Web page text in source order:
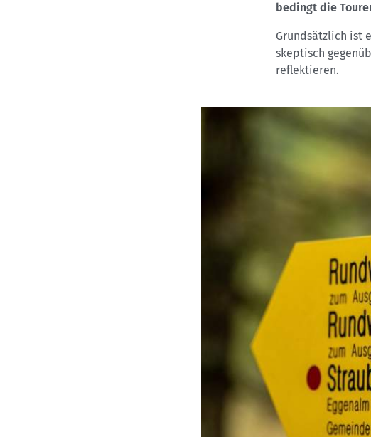
bedingt die
Grundsätzlich ist
skeptisch
reflektieren.